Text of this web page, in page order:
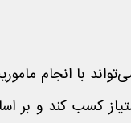
با انجام
مسابقات فوتبال جام جهانی 2026 امتیاز